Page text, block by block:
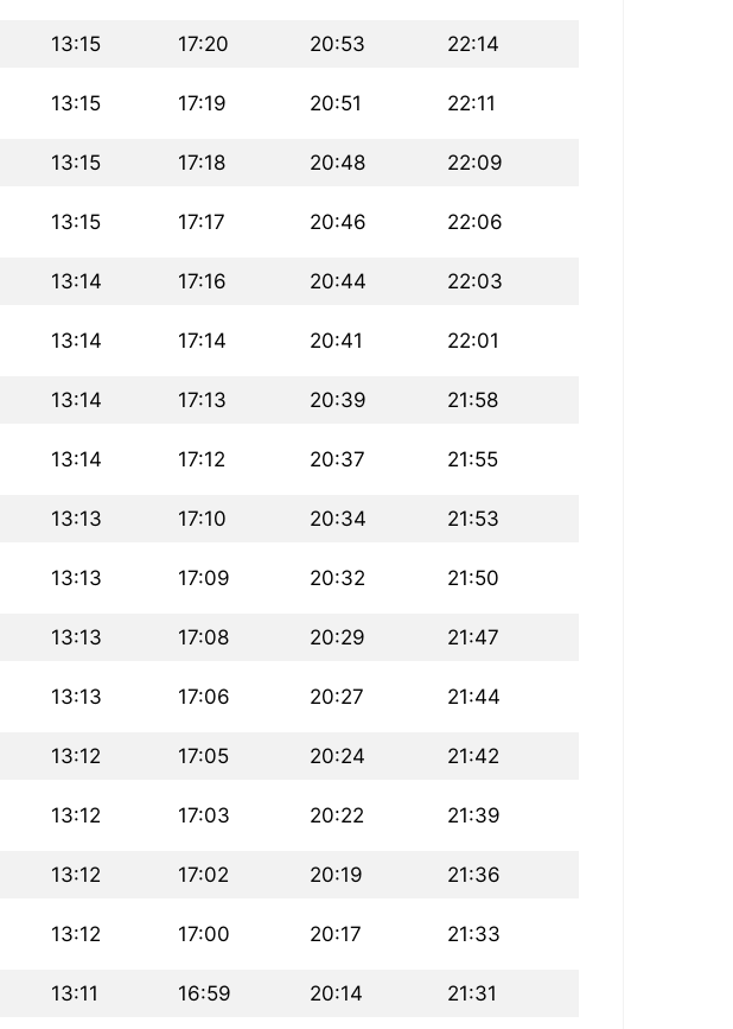
13:15 17:20 20:53 22:14
13:15 17:19 20:51 22:11
13:15 17:18 20:48 22:09
13:15 17:17 20:46 22:06
13:14 17:16 20:44 22:03
13:14 17:14 20:41 22:01
13:14 17:13 20:39 21:58
13:14 17:12 20:37 21:55
13:13 17:10 20:34 21:53
13:13 17:09 20:32 21:50
13:13 17:08 20:29 21:47
13:13 17:06 20:27 21:44
13:12 17:05 20:24 21:42
13:12 17:03 20:22 21:39
13:12 17:02 20:19 21:36
13:12 17:00 20:17 21:33
13:11 16:59 20:14 21:31